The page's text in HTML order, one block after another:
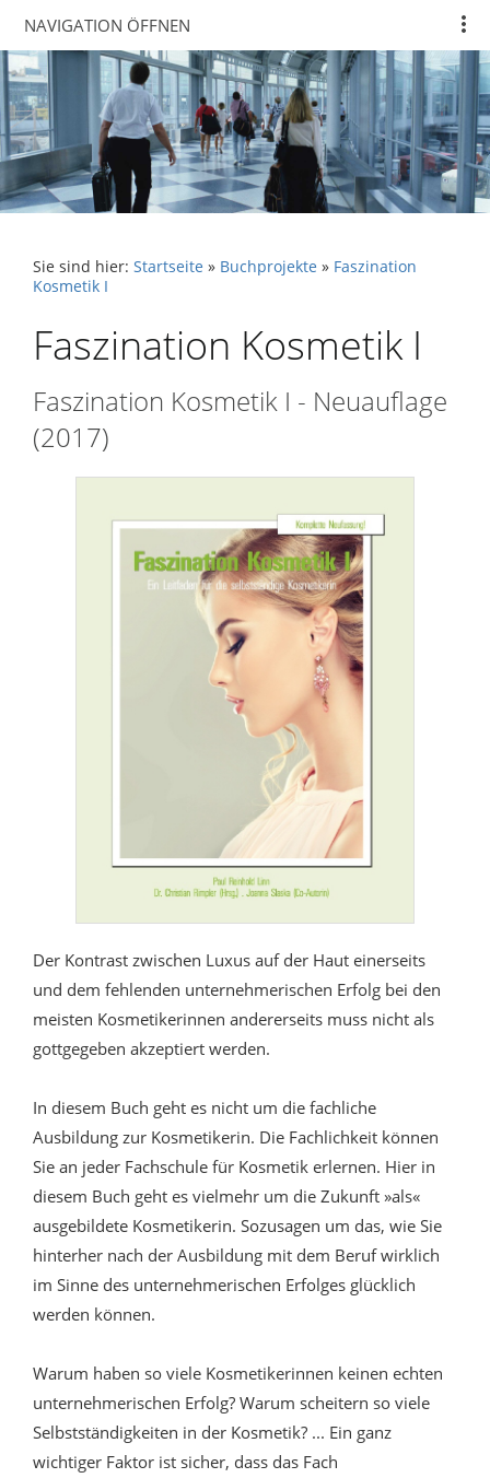
NAVIGATION ÖFFNEN
Sie sind hier: Startseite » Buchprojekte » Faszination
Kosmetik I
Faszination Kosmetik I
Faszination Kosmetik I - Neuauflage
(2017)
Der Kontrast zwischen Luxus auf der Haut einerseits
und dem fehlenden unternehmerischen Erfolg bei den
meisten Kosmetikerinnen andererseits muss nicht als
gottgegeben akzeptiert werden.
In diesem Buch geht es nicht um die fachliche
Ausbildung zur Kosmetikerin. Die Fachlichkeit können
Sie an jeder Fachschule für Kosmetik erlernen. Hier in
diesem Buch geht es vielmehr um die Zukunft »als«
ausgebildete Kosmetikerin. Sozusagen um das, wie Sie
hinterher nach der Ausbildung mit dem Beruf wirklich
im Sinne des unternehmerischen Erfolges glücklich
werden können.
Warum haben so viele Kosmetikerinnen keinen echten
unternehmerischen Erfolg? Warum scheitern so viele
Selbstständigkeiten in der Kosmetik? ... Ein ganz
wichtiger Faktor ist sicher, dass das Fach